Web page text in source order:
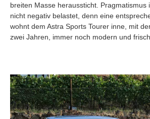
breiten Masse heraussticht. Pragmatismus
nicht negativ belastet, denn eine
wohnt dem Astra Sports Tourer inne, mit
zwei Jahren, immer noch modern und